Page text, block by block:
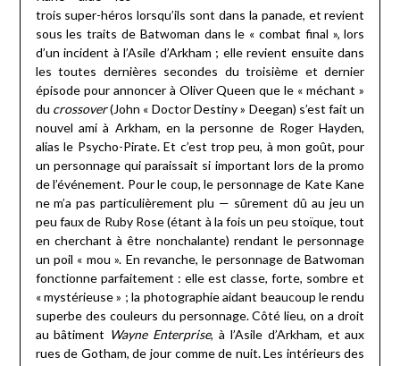
trois super-héros lorsqu’ils sont dans la panade, et revient
sous les traits de Batwoman dans le « combat final », lors
d’un incident à l’Asile d’Arkham ; elle revient ensuite dans
les toutes dernières secondes du troisième et dernier
épisode pour annoncer à Oliver Queen que le « méchant »
du crossover(John « Doctor Destiny » Deegan) s’est fait un
nouvel ami à Arkham, en la personne de Roger Hayden,
alias le Psycho-Pirate. Et c’est trop peu, à mon goût, pour
un personnage qui paraissait si important lors de la promo
de l’événement. Pour le coup, le personnage de Kate Kane
ne m’a pas particulièrement plu — sûrement dû au jeu un
peu faux de Ruby Rose (étant à la fois un peu stoïque, tout
en cherchant à être nonchalante) rendant le personnage
un poil « mou ». En revanche, le personnage de Batwoman
fonctionne parfaitement : elle est classe, forte, sombre et
« mystérieuse » ; la photographie aidant beaucoup le rendu
superbe des couleurs du personnage. Côté lieu, on a droit
au bâtiment Wayne Enterprise, à l’Asile d’Arkham, et aux
rues de Gotham, de jour comme de nuit. Les intérieurs des